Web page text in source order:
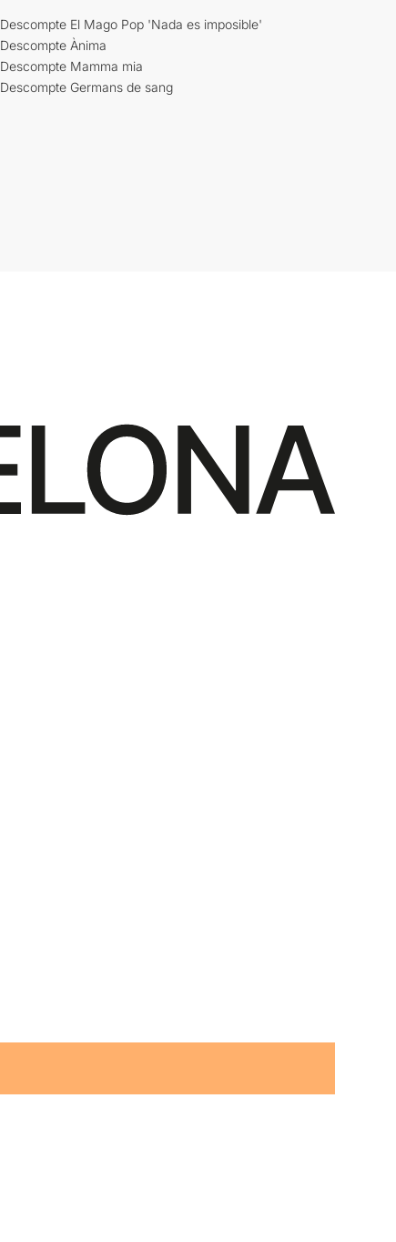
Descompte El Mago Pop 'Nada es imposible'
Descompte Ànima
Descompte Mamma mia
Descompte Germans de sang